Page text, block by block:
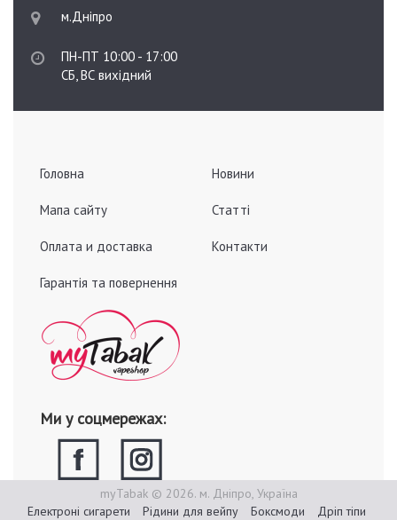
м.Дніпро
ПН-ПТ 10:00 - 17:00
СБ, ВС вихідний
Головна
Мапа сайту
Оплата и доставка
Гарантія та повернення
Новини
Статті
Контакти
Ми у соцмережах:
myTabak © 2026. м. Дніпро, Україна
Електроні сигарети
Рідини для вейпу Боксмоди Дріп тіпи